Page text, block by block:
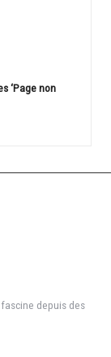
‘Page non
depuis des